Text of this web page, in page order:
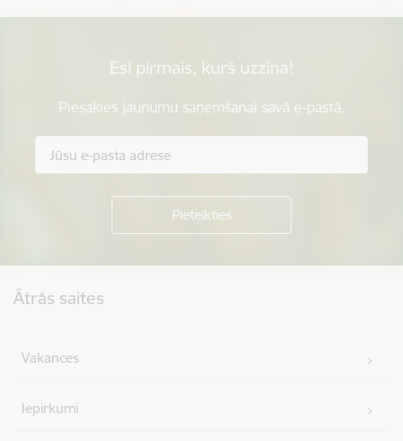
Esi pirmais, kurš uzzina!
Piesakies jaunumu saņemšanai savā e-pastā.
Ātrās saites
Vakances
Iepirkumi